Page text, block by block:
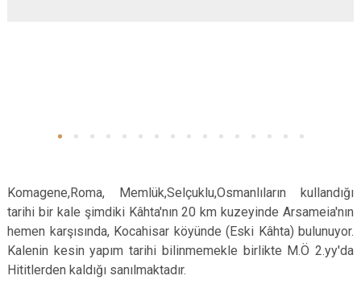
Komagene,Roma, Memlük,Selçuklu,Osmanlıların kullandığı
tarihi bir kale şimdiki Kâhta'nın 20 km kuzeyinde Arsameia'nın
hemen karşısında, Kocahisar köyünde (Eski Kâhta) bulunuyor.
Kalenin kesin yapım tarihi bilinmemekle birlikte M.Ö 2.yy'da
Hititlerden kaldığı sanılmaktadır.